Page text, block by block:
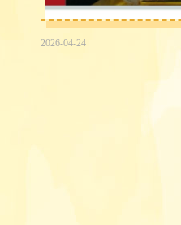
2026-04-24
算？銀樓、當舖黃